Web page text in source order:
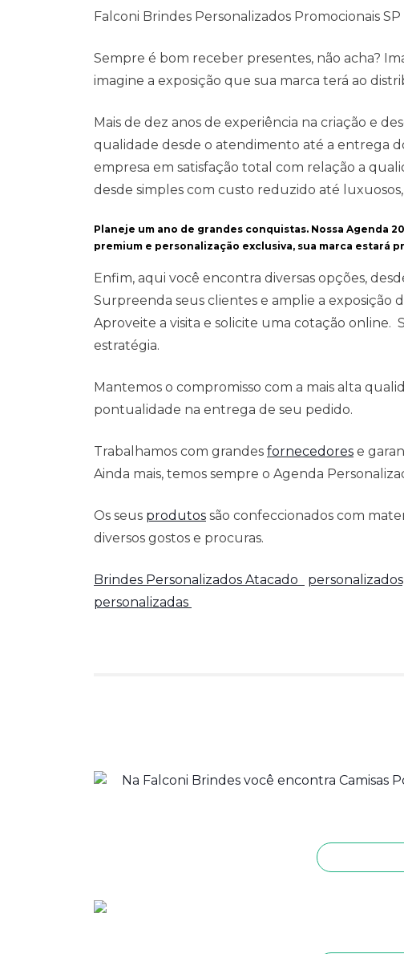
Falconi Brindes Personalizados Promocionais SP
Sempre é bom receber presentes, não acha?
imagine a exposição que sua marca terá ao
Mais de dez anos de experiência na criação e
qualidade desde o atendimento até a entrega
empresa em satisfação total com relação a
desde simples com custo reduzido até
Planeje um ano de grandes conquistas. Nossa Agenda
premium e personalização exclusiva, sua marca estará
Enfim, aqui você encontra diversas opções,
Surpreenda seus clientes e amplie a exposição
Aproveite a visita e solicite uma cotação
estratégia.
Mantemos o compromisso com a mais alta
pontualidade na entrega de seu pedido.
Trabalhamos com grandes fornecedores e
Ainda mais, temos sempre o Agenda
Os seus produtos são confeccionados com
diversos gostos e procuras.
Brindes Personalizados Atacado
personalizadas